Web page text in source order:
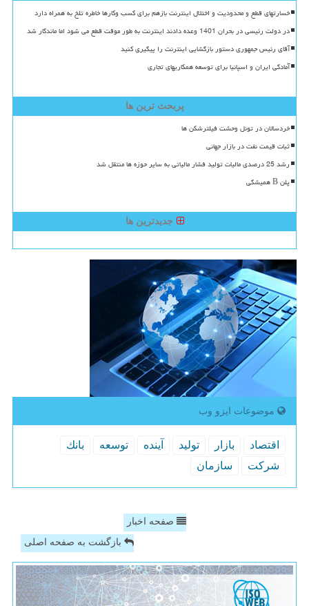
خسارتهای قطع و محدودیت و اختلال اینترنت بازهم برای کسب وکارها خاطره تلخ به همراه دارد
در دولت رئیسی در بحران 1401 وعده دادند اینترنت به طور موقت قطع می شود اما ماندگار شد
آقای رئیس جمهوری دستور بازگشایی اینترنت را پیگیری کنید
آمادگی ایران و اسپانیا برای توسعه همکاریهای تجاری
پربحث ترین ها
خردسالان در تونل وحشت فیلترشکن ها
ثبات قیمت نفت در بازار جهانی
رشد 25 درصدی مالیات تولید فشار مالیاتی به سایر حوزه ها منتقل شد
پلن B همیشگی
جدیدترین ها
موضوعات ایزو وب
اقتصاد بازار تولید آینده توسعه
بانك
شركت
سازمان
صفحه اخبار
بازگشت به صفحه اصلی